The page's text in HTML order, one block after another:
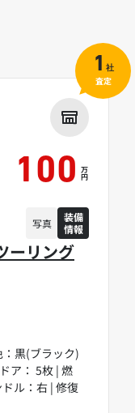
ーリング
黒(ブラック)
ア： 5枚 | 燃
ル：右 | 修復
100 万
円
写真
装備
情報
1 社
査定